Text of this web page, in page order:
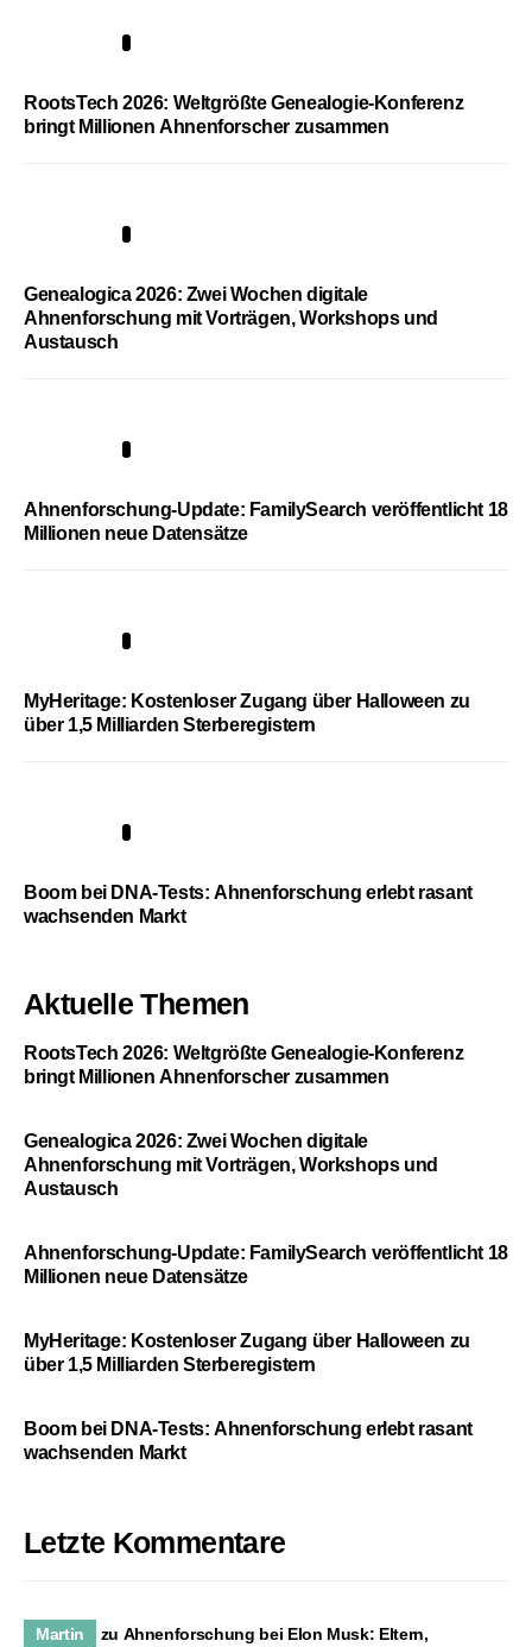
RootsTech 2026: Weltgrößte Genealogie-Konferenz
bringt Millionen Ahnenforscher zusammen
Genealogica 2026: Zwei Wochen digitale
Ahnenforschung mit Vorträgen, Workshops und
Austausch
Ahnenforschung-Update: FamilySearch veröffentlicht 18
Millionen neue Datensätze
MyHeritage: Kostenloser Zugang über Halloween zu
über 1,5 Milliarden Sterberegistern
Boom bei DNA-Tests: Ahnenforschung erlebt rasant
wachsenden Markt
Aktuelle Themen
RootsTech 2026: Weltgrößte Genealogie-Konferenz
bringt Millionen Ahnenforscher zusammen
Genealogica 2026: Zwei Wochen digitale
Ahnenforschung mit Vorträgen, Workshops und
Austausch
Ahnenforschung-Update: FamilySearch veröffentlicht 18
Millionen neue Datensätze
MyHeritage: Kostenloser Zugang über Halloween zu
über 1,5 Milliarden Sterberegistern
Boom bei DNA-Tests: Ahnenforschung erlebt rasant
wachsenden Markt
Letzte Kommentare
Martin zu Ahnenforschung bei Elon Musk: Eltern,